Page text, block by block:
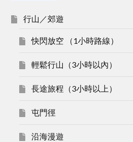
行山／郊遊
快閃放空 （1小時路線）
輕鬆行山（3小時以內）
長途旅程（3小時以上）
屯門徑
沿海漫遊